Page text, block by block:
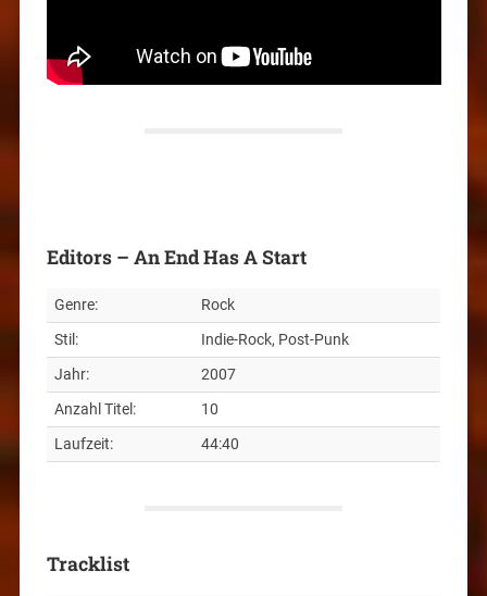
Editors – An End Has A Start
Genre:
Rock
Stil:
Indie-Rock, Post-Punk
Jahr:
2007
Anzahl Titel:
10
Laufzeit:
44:40
Tracklist